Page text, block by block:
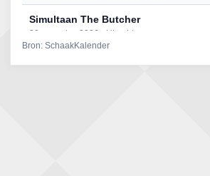
Simultaan The Butcher
22 augustus 2026 · Utrecht
Bron: SchaakKalender